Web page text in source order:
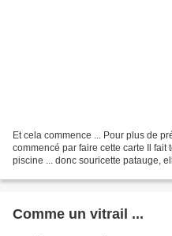
Et cela commence ... Pour plus de
commencé par faire cette carte Il
piscine ... donc souricette patauge,
Comme un vitrail ...